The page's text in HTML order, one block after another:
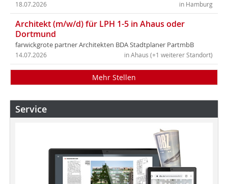
in Hamburg
18.07.2026
Architekt (m/w/d) für LPH 1-5 in Ahaus oder
Dortmund
farwickgrote partner Architekten BDA Stadtplaner PartmbB
in Ahaus (+1 weiterer Standort)
14.07.2026
Mehr Stellen
Service